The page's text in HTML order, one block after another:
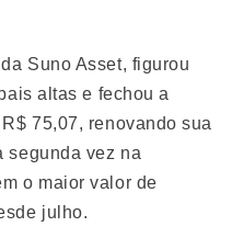
Suno Asset, figurou
altas e fechou a
75,07, renovando sua
segunda vez na
o maior valor de
julho.